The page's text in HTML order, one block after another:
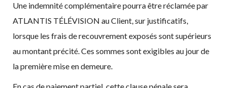
Une indemnité complémentaire pourra être réclamée par
ATLANTIS TÉLÉVISION au Client, sur justificatifs,
lorsque les frais de recouvrement exposés sont supérieurs
au montant précité. Ces sommes sont exigibles au jour de
la première mise en demeure.